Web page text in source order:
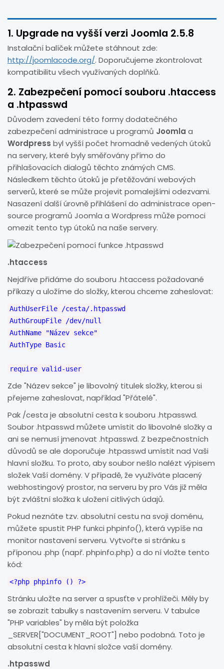
1. Upgrade na vyšší verzi Joomla 2.5.8
Instalační balíček můžete stáhnout zde:
http://joomlacode.org/. Doporučujeme zkontrolovat
kompatibilitu všech využívaných doplňků.
2. Zabezpečení pomocí souboru .htaccess
a .htpasswd
Důvodem zavedení této formy dodatečného
zabezpečení administrace u programů Joomla a
Wordpress byl vyšší počet hromadně vedených útoků
na servery, které byly směřovány přímo do
přihlašovacích dialogů těchto známých CMS.
Následkem těchto útoků je přetěžování webových
serverů, které se může projevit pomalejšími odezvami.
Nasazení další úrovně přihlášení do administrace open-
source programů Joomla a Wordpress může pomoci
omezit tento typ útoků na naše servery.
.htaccess
Nejdříve přidáme do souboru .htaccess požadované
příkazy a uložíme do složky, kterou chceme zaheslovat:
AuthUserFile /cesta/.htpasswd
AuthGroupFile /dev/null
AuthName "Název sekce"
AuthType Basic
require valid-user
Zde "Název sekce" je libovolný titulek složky, kterou si
přejeme zaheslovat, například "Přátelé".
Pak /cesta je absolutní cesta k souboru .htpasswd.
Soubor .htpasswd můžete umístit do libovolné složky a
ani se nemusí jmenovat .htpasswd. Z bezpečnostních
důvodů se ale doporučuje .htpasswd umístit nad Vaši
hlavní složku. To proto, aby soubor nešlo nalézt výpisem
složek Vaší domény. V případě, že využíváte placený
webhostingový prostor, na serveru by pro Vás již měla
být zvláštní složka k uložení citlivých údajů.
Pokud neznáte tzv. absolutní cestu na svoji doménu,
můžete spustit PHP funkci phpinfo(), která vypíše na
monitor nastavení serveru. Vytvořte si stránku s
příponou .php (např. phpinfo.php) a do ní vložte tento
kód:
<?php phpinfo () ?>
Stránku uložte na server a spusťte v prohlížeči. Měly by
se zobrazit tabulky s nastavením serveru. V tabulce
"PHP variables" by měla být položka
_SERVER["DOCUMENT_ROOT"] nebo podobná. Toto je
absolutní cesta k hlavní složce vaší domény.
.htpasswd